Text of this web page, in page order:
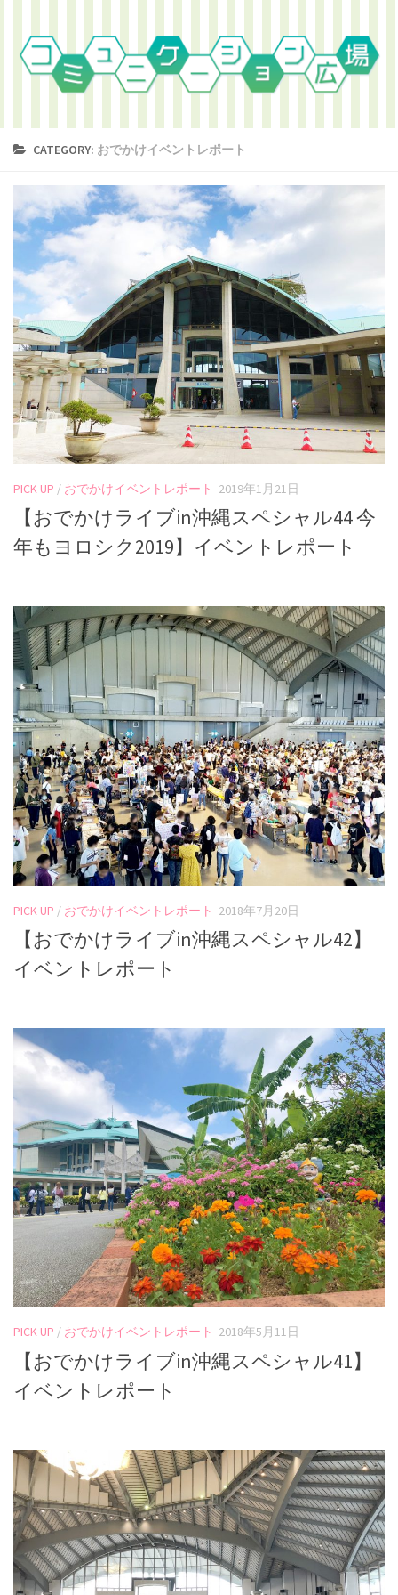
CATEGORY: おでかけイベントレポート
PICK UP / おでかけイベントレポート 2019年1月21日
【おでかけライブin沖縄スペシャル44 今
年もヨロシク2019】イベントレポート
PICK UP / おでかけイベントレポート 2018年7月20日
【おでかけライブin沖縄スペシャル42】
イベントレポート
PICK UP / おでかけイベントレポート 2018年5月11日
【おでかけライブin沖縄スペシャル41】
イベントレポート